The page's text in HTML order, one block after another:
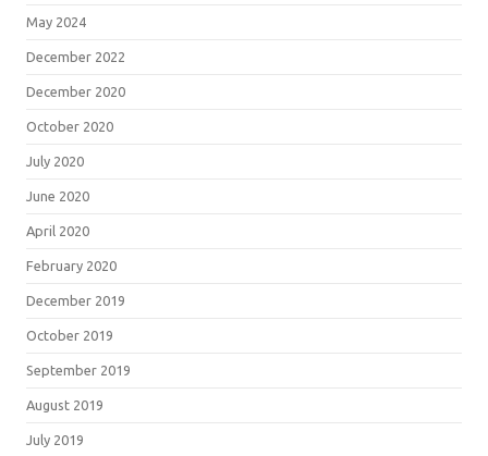
May 2024
December 2022
December 2020
October 2020
July 2020
June 2020
April 2020
February 2020
December 2019
October 2019
September 2019
August 2019
July 2019